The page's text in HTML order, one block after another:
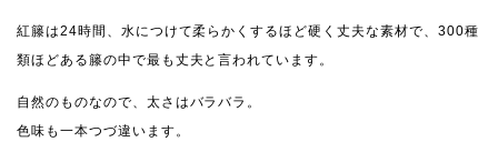
紅籐は24時間、水につけて柔らかくするほど硬く丈夫な素材で、300種
類ほどある籐の中で最も丈夫と言われています。
自然のものなので、太さはバラバラ。
色味も一本つづ違います。